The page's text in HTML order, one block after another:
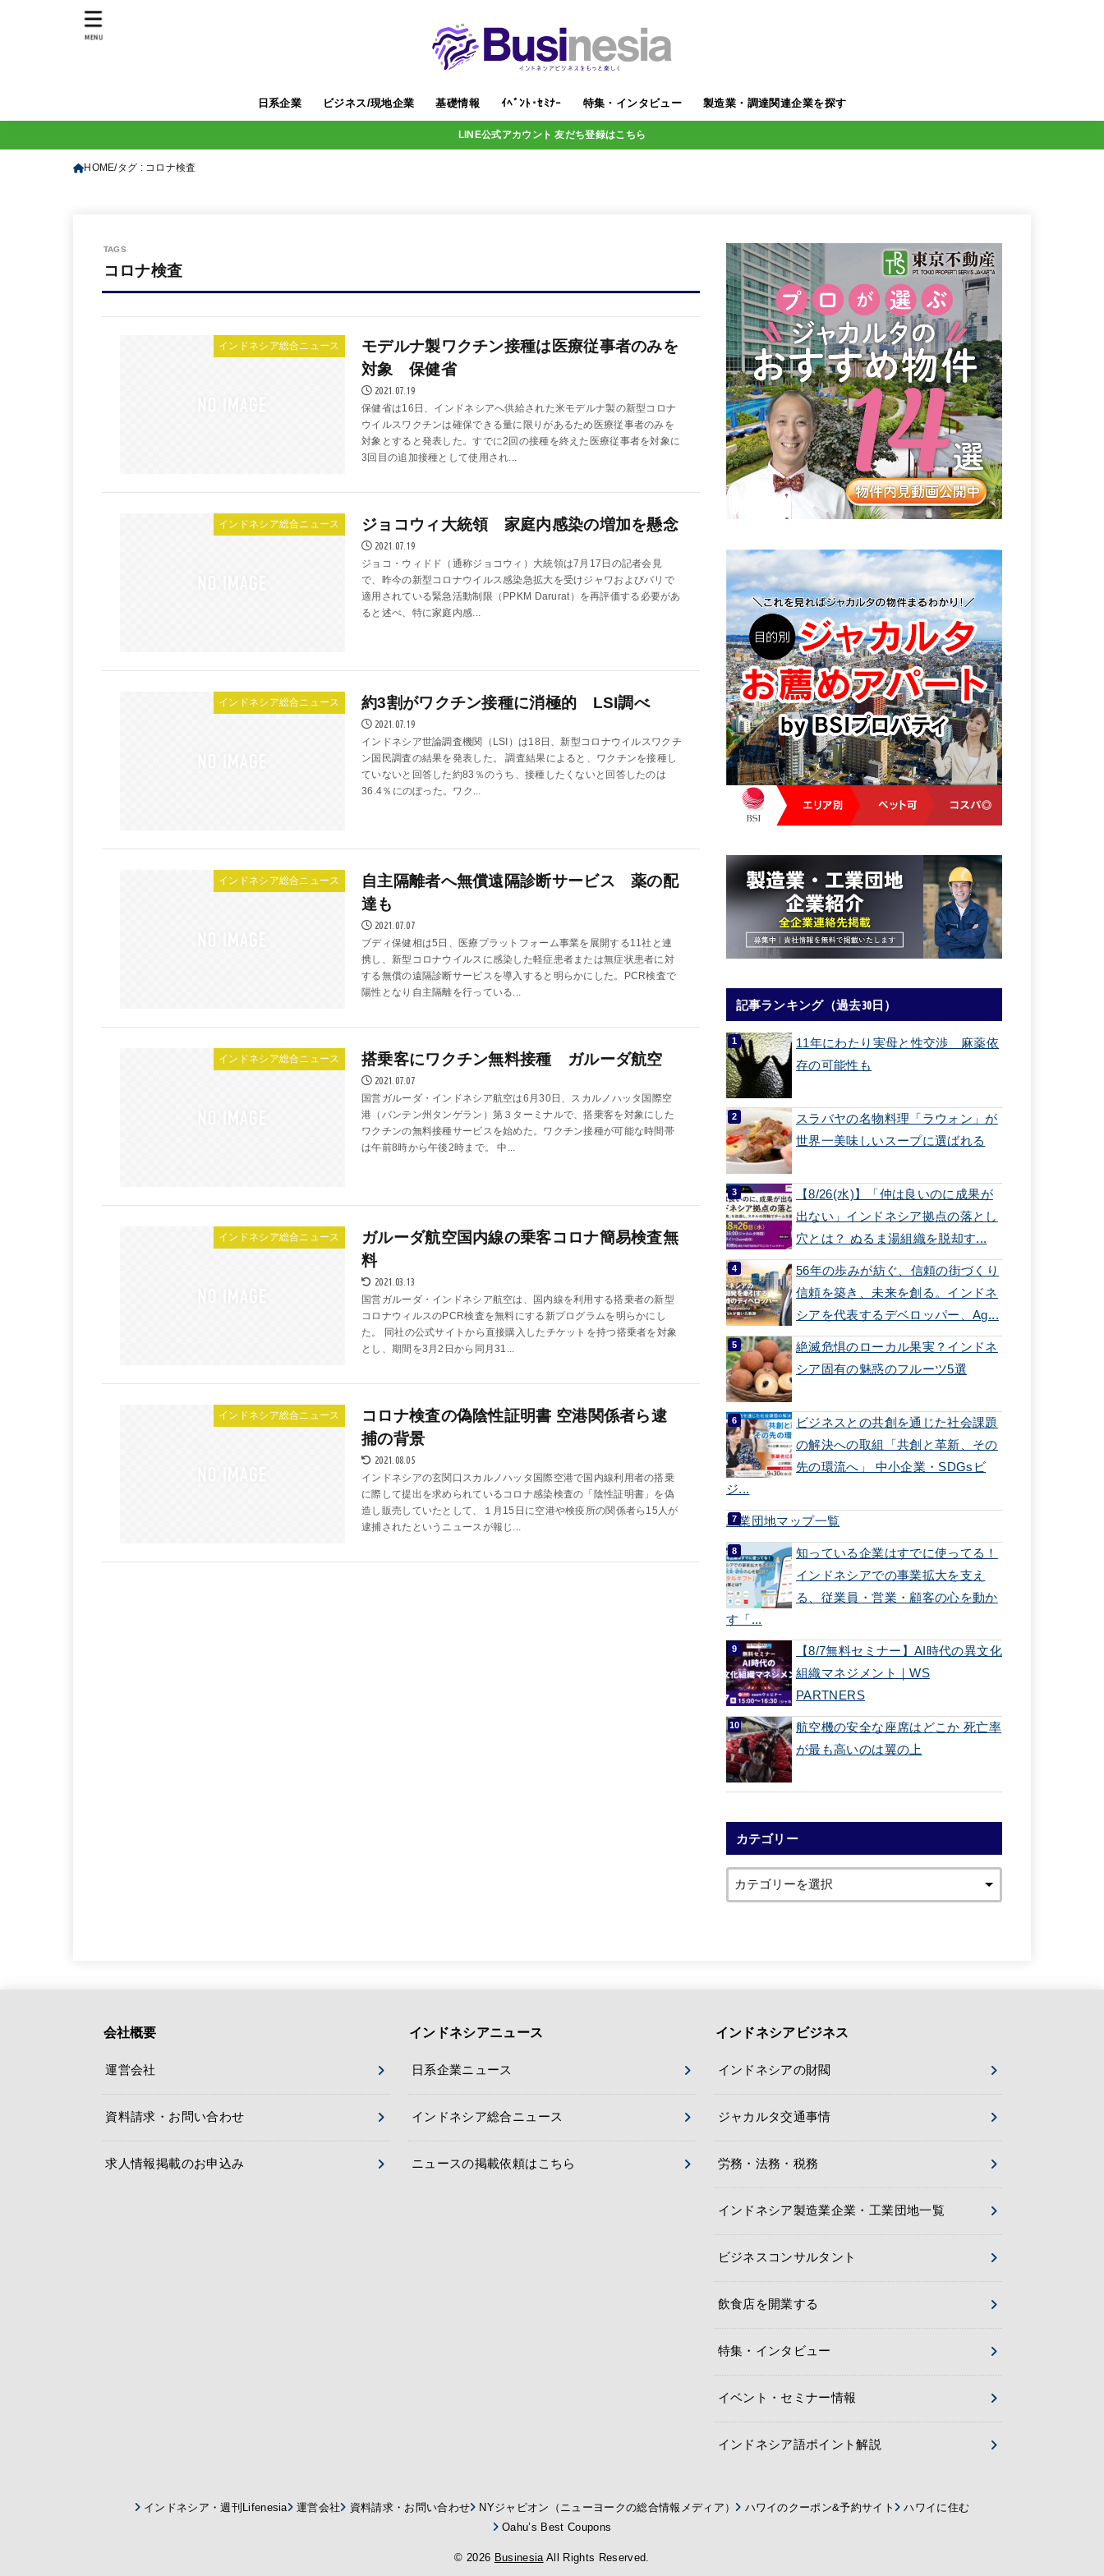
日系企業 ビジネス/現地企業 基礎情報 ｲﾍﾞﾝﾄ･ｾﾐﾅｰ 特集・インタビュー 製造業・調達関連企業を探す
MENU
LINE公式アカウント 友だち登録はこちら
HOME タグ : コロナ検査
コロナ検査
インドネシア総合ニュース
モデルナ製ワクチン接種は医療従事者のみを
対象 保健省
2021.07.19
保健省は16日、インドネシアへ供給された米モデルナ製の新型コロナ
ウイルスワクチンは確保できる量に限りがあるため医療従事者のみを
対象とすると発表した。すでに2回の接種を終えた医療従事者を対象に
3回目の追加接種として使用され...
インドネシア総合ニュース ジョコウィ大統領 家庭内感染の増加を懸念
2021.07.19
ジョコ・ウィドド（通称ジョコウィ）大統領は7月17日の記者会見
で、昨今の新型コロナウイルス感染急拡大を受けジャワおよびバリで
適用されている緊急活動制限（PPKM Darurat）を再評価する必要があ
ると述べ、特に家庭内感...
インドネシア総合ニュース 約3割がワクチン接種に消極的 LSI調べ
2021.07.19
インドネシア世論調査機関（LSI）は18日、新型コロナウイルスワクチ
ン国民調査の結果を発表した。 調査結果によると、ワクチンを接種し
ていないと回答した約83％のうち、接種したくないと回答したのは
36.4％にのぼった。ワク...
インドネシア総合ニュース
自主隔離者へ無償遠隔診断サービス 薬の配
達も
2021.07.07
ブディ保健相は5日、医療プラットフォーム事業を展開する11社と連
携し、新型コロナウイルスに感染した軽症患者または無症状患者に対
する無償の遠隔診断サービスを導入すると明らかにした。PCR検査で
陽性となり自主隔離を行っている...
インドネシア総合ニュース 搭乗客にワクチン無料接種 ガルーダ航空
2021.07.07
国営ガルーダ・インドネシア航空は6月30日、スカルノハッタ国際空
港（バンテン州タンゲラン）第３ターミナルで、搭乗客を対象にした
ワクチンの無料接種サービスを始めた。ワクチン接種が可能な時間帯
は午前8時から午後2時まで。 中...
インドネシア総合ニュース
ガルーダ航空国内線の乗客コロナ簡易検査無
料
2021.03.13
国営ガルーダ・インドネシア航空は、国内線を利用する搭乗者の新型
コロナウィルスのPCR検査を無料にする新プログラムを明らかにし
た。 同社の公式サイトから直接購入したチケットを持つ搭乗者を対象
とし、期間を3月2日から同月31...
インドネシア総合ニュース
コロナ検査の偽陰性証明書 空港関係者ら逮
捕の背景
2021.08.05
インドネシアの玄関口スカルノハッタ国際空港で国内線利用者の搭乗
に際して提出を求められているコロナ感染検査の「陰性証明書」を偽
造し販売していたとして、１月15日に空港や検疫所の関係者ら15人が
逮捕されたというニュースが報じ...
記事ランキング（過去30日）
11年にわたり実母と性交渉 麻薬依
存の可能性も
スラバヤの名物料理「ラウォン」が
世界一美味しいスープに選ばれる
【8/26(水)】「仲は良いのに成果が
出ない」インドネシア拠点の落とし
穴とは？ ぬるま湯組織を脱却す...
56年の歩みが紡ぐ、信頼の街づくり
信頼を築き、未来を創る。インドネ
シアを代表するデベロッパー、Ag...
絶滅危惧のローカル果実？インドネ
シア固有の魅惑のフルーツ5選
ビジネスとの共創を通じた社会課題
の解決への取組「共創と革新、その
先の環流へ」 中小企業・SDGsビ
ジ...
工業団地マップ一覧
知っている企業はすでに使ってる！
インドネシアでの事業拡大を支え
る、従業員・営業・顧客の心を動か
す「...
【8/7無料セミナー】AI時代の異文化
組織マネジメント｜WS
PARTNERS
航空機の安全な座席はどこか 死亡率
が最も高いのは翼の上
カテゴリー
会社概要
運営会社
資料請求・お問い合わせ
求人情報掲載のお申込み
インドネシアニュース
日系企業ニュース
インドネシア総合ニュース
ニュースの掲載依頼はこちら
インドネシアビジネス
インドネシアの財閥
ジャカルタ交通事情
労務・法務・税務
インドネシア製造業企業・工業団地一覧
ビジネスコンサルタント
飲食店を開業する
特集・インタビュー
イベント・セミナー情報
インドネシア語ポイント解説
インドネシア・週刊Lifenesia 運営会社 資料請求・お問い合わせ NYジャピオン（ニューヨークの総合情報メディア） ハワイのクーポン&予約サイト
ハワイに住む
Oahu’s Best Coupons
© 2026 BusinesiaAll Rights Reserved.